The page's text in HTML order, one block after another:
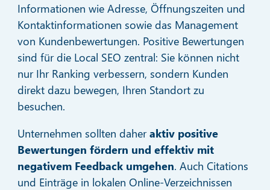
Informationen wie Adresse, Öffnungszeiten und
Kontaktinformationen sowie das Management
von Kundenbewertungen. Positive Bewertungen
sind für die Local SEO zentral: Sie können nicht
nur Ihr Ranking verbessern, sondern Kunden
direkt dazu bewegen, Ihren Standort zu
besuchen.
Unternehmen sollten daheraktiv positive
Bewertungen fördern und effektiv mit
negativem Feedback umgehen. Auch Citations
und Einträge in lokalen Online-Verzeichnissen